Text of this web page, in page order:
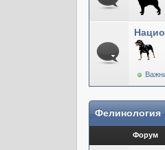
Фелинология
Форум